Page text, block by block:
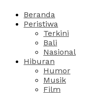
Beranda
Peristiwa
Terkini
Bali
Nasional
Hiburan
Humor
Musik
Film